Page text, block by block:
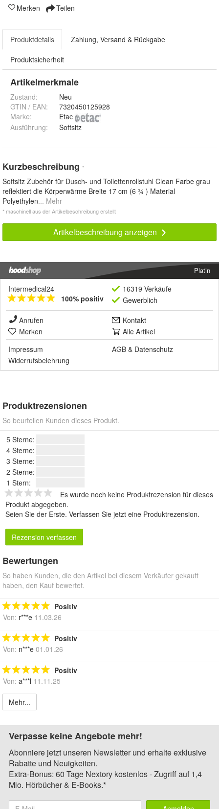
Merken Teilen
Produktdetails Zahlung, Versand & Rückgabe
Produktsicherheit
Artikelmerkmale
Zustand:
Neu
GTIN / EAN:
7320450125928
Marke:
Etac
Ausführung: Softsitz
Kurzbeschreibung *
Softsitz Zubehör für Dusch- und Toilettenrollstuhl Clean Farbe grau
reflektiert die Körperwärme Breite 17 cm (6 ¾ ) Material
Polyethylen... Mehr
* maschinell aus der Artikelbeschreibung erstellt
Artikelbeschreibung anzeigen
Platin
Intermedical24
100% positiv
16319 Verkäufe
Gewerblich
Anrufen
Kontakt
Merken
Alle Artikel
Impressum
AGB & Datenschutz
Widerrufsbelehrung
Produktrezensionen
So beurteilen Kunden dieses Produkt.
5 Sterne:
4 Sterne:
3 Sterne:
2 Sterne:
1 Stern:
Es wurde noch keine Produktrezension für dieses
Produkt abgegeben.
Seien Sie der Erste. Verfassen Sie jetzt eine Produktrezension.
Rezension verfassen
Bewertungen
So haben Kunden, die den Artikel bei diesem Verkäufer gekauft
haben, den Kauf bewertet.
Positiv
Von: r***e 11.03.26
Positiv
Von: n***e 01.01.26
Positiv
Von: a***l 11.11.25
Mehr...
Verpasse keine Angebote mehr!
Abonniere jetzt unseren Newsletter und erhalte exklusive
Rabatte und Neuigkeiten.
Extra-Bonus: 60 Tage Nextory kostenlos - Zugriff auf 1,4
Mio. Hörbücher & E-Books.*